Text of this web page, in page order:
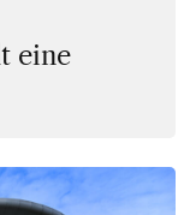
eine